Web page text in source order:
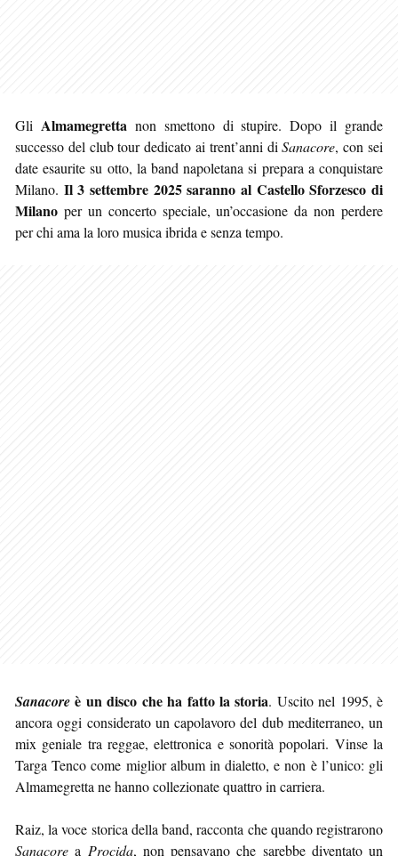
Gli Almamegretta non smettono di stupire. Dopo il grande
successo del club tour dedicato ai trent’anni diSanacore, con sei
date esaurite su otto, la band napoletana si prepara a conquistare
Milano. Il 3 settembre 2025 saranno al Castello Sforzesco di
Milano per un concerto speciale, un’occasione da non perdere
per chi ama la loro musica ibrida e senza tempo.
Sanacore è un disco che ha fatto la storia. Uscito nel 1995, è
ancora oggi considerato un capolavoro del dub mediterraneo, un
mix geniale tra reggae, elettronica e sonorità popolari. Vinse la
Targa Tenco come miglior album in dialetto, e non è l’unico: gli
Almamegretta ne hanno collezionate quattro in carriera.
Raiz, la voce storica della band, racconta che quando registrarono
Sanacore a Procida, non pensavano che sarebbe diventato un